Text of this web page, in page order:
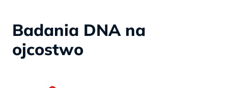
Badania DNA na
ojcostwo